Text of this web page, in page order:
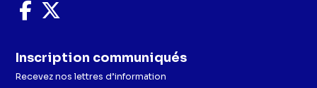
Nous
suivre
Facebook
X
Inscription communiqués
Recevez nos lettres d’information